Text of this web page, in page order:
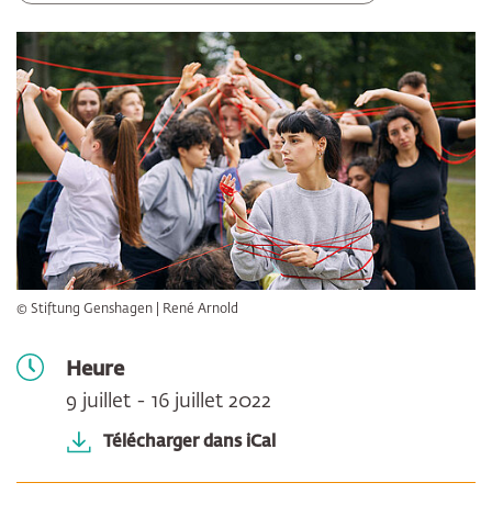
© Stiftung Genshagen | René Arnold
Heure
9 juillet - 16 juillet 2022
Télécharger dans iCal